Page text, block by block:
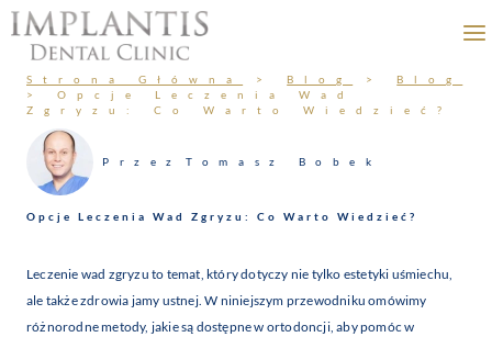
Przejdź
do
treści
Strona Główna > Blog > Blog
>Opcje Leczenia Wad
Zgryzu: Co Warto Wiedzieć?
Przez Tomasz Bobek
Opcje Leczenia Wad Zgryzu: Co Warto Wiedzieć?
Leczenie wad zgryzu to temat, który dotyczy nie tylko estetyki uśmiechu,
ale także zdrowia jamy ustnej. W niniejszym przewodniku omówimy
różnorodne metody, jakie są dostępne w ortodoncji, aby pomóc w